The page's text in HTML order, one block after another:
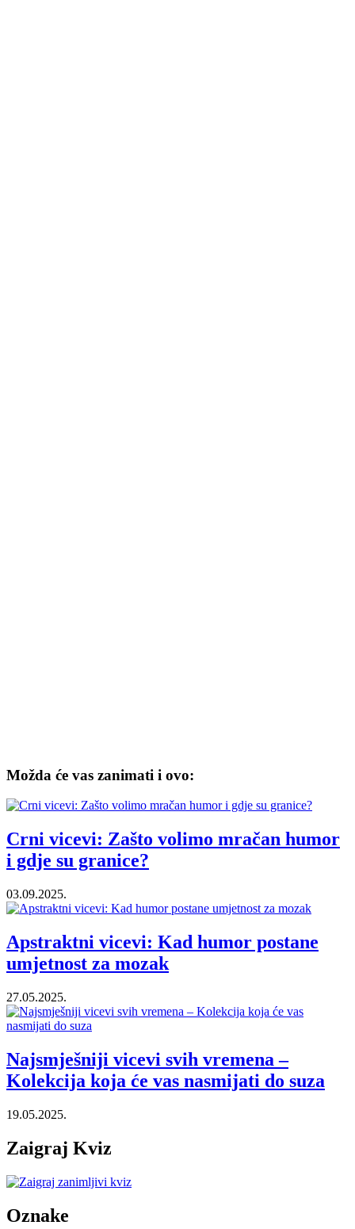
Možda će vas zanimati i ovo:
Crni vicevi: Zašto volimo mračan humor
i gdje su granice?
03.09.2025.
Apstraktni vicevi: Kad humor postane
umjetnost za mozak
27.05.2025.
Najsmješniji vicevi svih vremena –
Kolekcija koja će vas nasmijati do suza
19.05.2025.
Zaigraj Kviz
Oznake